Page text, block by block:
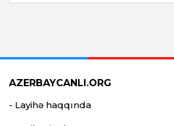
AZERBAYCANLI.ORG
- Layihə haqqında